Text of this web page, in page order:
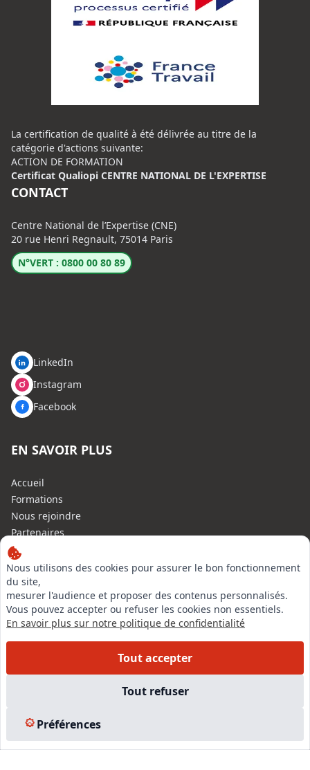
Nous utilisons des cookies pour assurer le bon fonctionnement
du site,
mesurer l'audience et proposer des contenus personnalisés.
Vous pouvez accepter ou refuser les cookies non essentiels.
En savoir plus sur notre politique de confidentialité
Tout accepter
Tout refuser
Préférences
La certification de qualité à été délivrée au titre de la
catégorie d'actions suivante:
ACTION DE FORMATION
Certificat Qualiopi CENTRE NATIONAL DE L'EXPERTISE
CONTACT
Centre National de l’Expertise (CNE)
20 rue Henri Regnault, 75014 Paris
N°VERT : 0800 00 80 89
LinkedIn
Instagram
Facebook
EN SAVOIR PLUS
Accueil
Formations
Nous rejoindre
Partenaires
Autres missions
Le C.N.E.
Membre IVSC
Logiciel
L’Expert
Tarifs
Experts Immobiliers par régions
Plan du site
© 2026 l-expertise CNE - Centre National de l’Expertise. Tous